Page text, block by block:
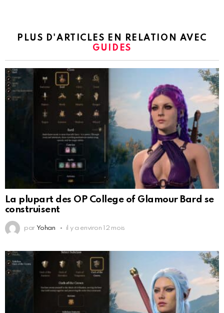
PLUS D'ARTICLES EN RELATION AVEC
GUIDES
La plupart des OP College of Glamour Bard se
construisent
par Yohan il y a environ 12 mois